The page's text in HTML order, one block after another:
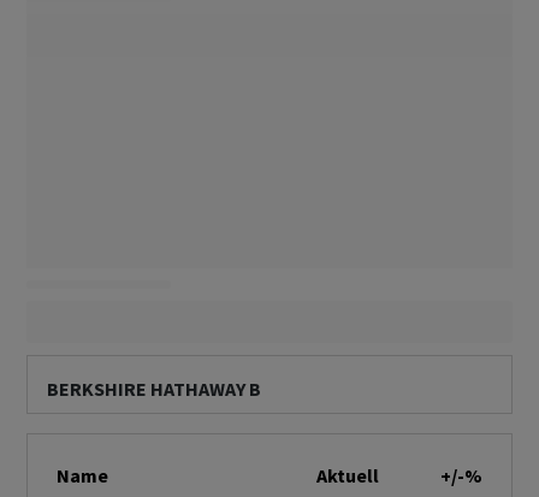
BERKSHIRE HATHAWAY B
Name Aktuell
+/-%